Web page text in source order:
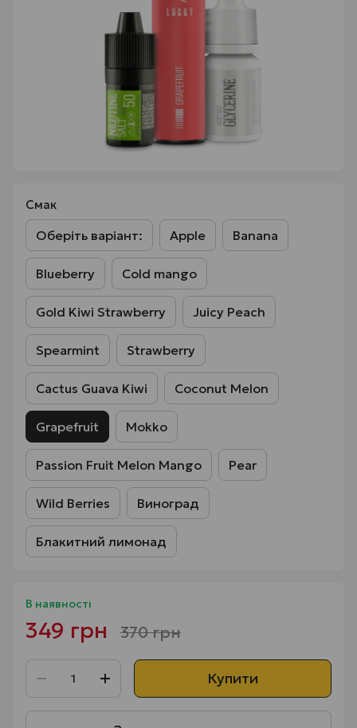
Смак
Оберіть варіант: Apple Banana
Blueberry Cold mango
Gold Kiwi Strawberry Juicy Peach
Spearmint Strawberry
Cactus Guava Kiwi Coconut Melon
Grapefruit Mokko
Passion Fruit Melon Mango Pear
Wild Berries Виноград
Блакитний лимонад
В наявності
349 грн 370 грн
Купити